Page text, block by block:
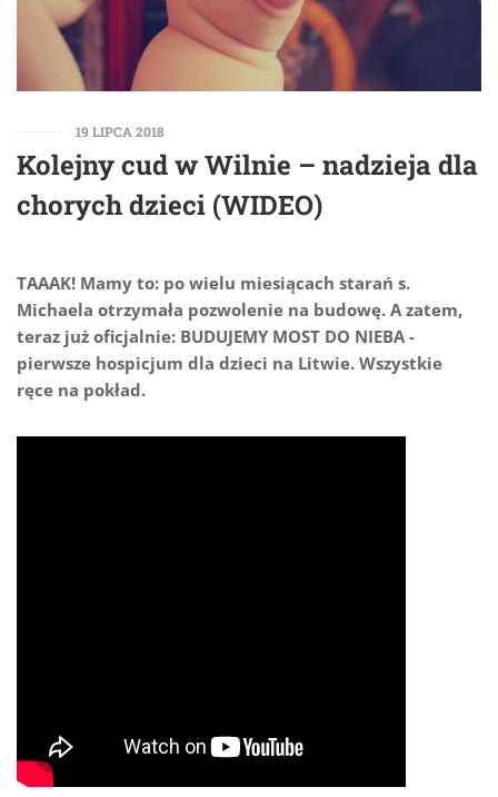
19 LIPCA 2018
Kolejny cud w Wilnie – nadzieja dla
chorych dzieci (WIDEO)
TAAAK! Mamy to: po wielu miesiącach starań s.
Michaela otrzymała pozwolenie na budowę. A zatem,
teraz już oficjalnie: BUDUJEMY MOST DO NIEBA -
pierwsze hospicjum dla dzieci na Litwie. Wszystkie
ręce na pokład.